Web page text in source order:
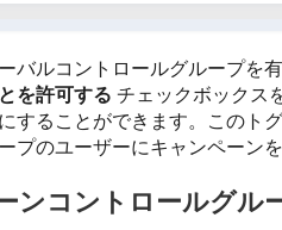
バルコントロールグループを
を許可する チェックボックス
することができます。このト
プのユーザーにキャンペーンを
ンコントロールグル